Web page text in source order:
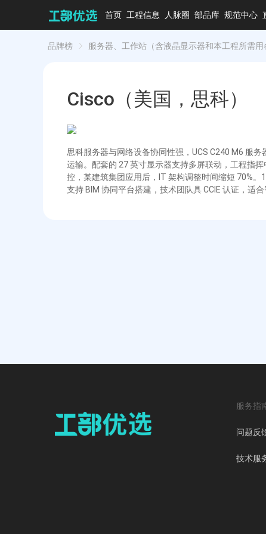
首页 工程信息 人脉圈 部品库 规范中心
品牌榜 服务器、工作站（含液晶显示器和本工程所需用
Cisco（美国，思科）
思科服务器与网络设备协同性强，UCS C240 M6 服
运输。配套的 27 英寸显示器支持多屏联动，工程指
控，某建筑集团应用后，IT 架构调整时间缩短 70%。
支持 BIM 协同平台搭建，技术团队具 CCIE 认证，适
服务指
问题反
技术服